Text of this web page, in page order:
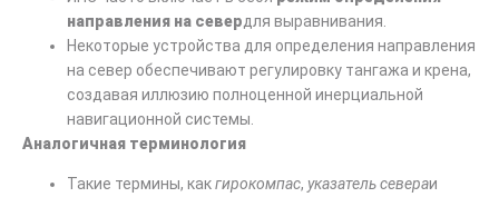
направления на севердля выравнивания.
Некоторые устройства для определения направления
на север обеспечивают регулировку тангажа и крена,
создавая иллюзию полноценной инерциальной
навигационной системы.
Аналогичная терминология
Такие термины, какгирокомпас, указатель севераи